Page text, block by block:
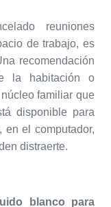
reuniones
de trabajo, es
recomendación
la habitación o
familiar que
disponible para
el computador,
distraerte.
blanco para